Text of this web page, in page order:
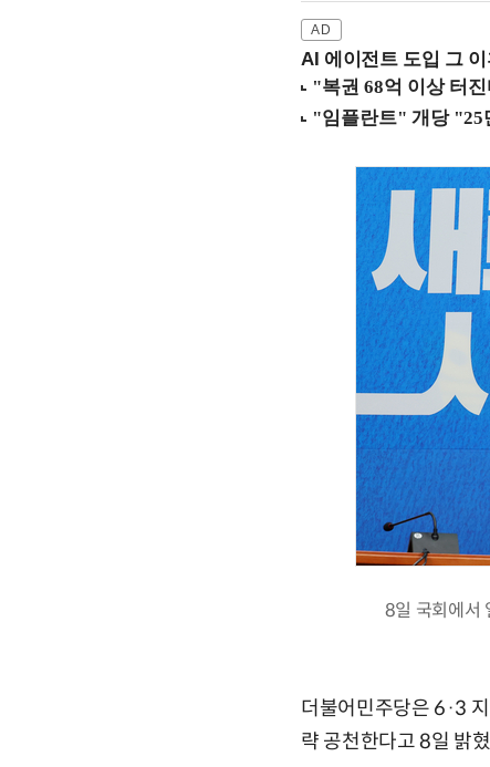
AI 에이전트 도입 그
8일 국회에서
더불어민주당은 6·3
략 공천한다고 8일 밝